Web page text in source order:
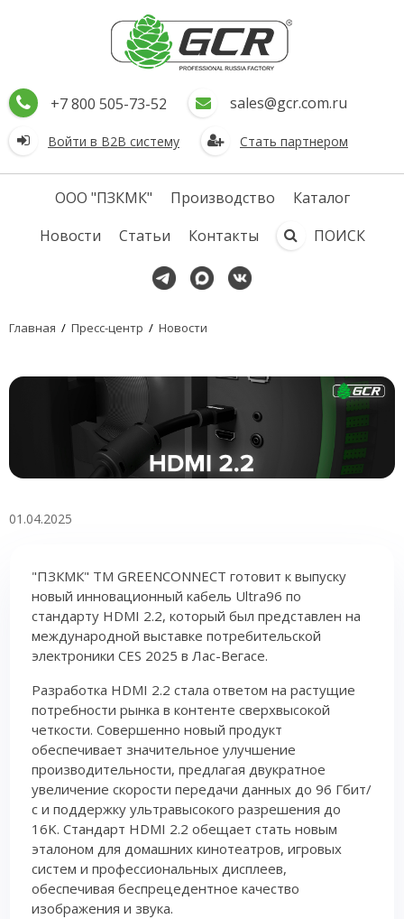
+7 800 505-73-52 sales@gcr.com.ru
Войти в В2В систему Стать партнером
ООО "ПЗКМК" Производство
Каталог
Новости
Статьи Контакты ПОИСК
Главная / Пресс-центр / Новости
01.04.2025
"ПЗКМК" TM GREENCONNECT готовит к выпуску
новый инновационный кабель Ultra96 по
стандарту HDMI 2.2, который был представлен на
международной выставке потребительской
электроники CES 2025 в Лас-Вегасе.
Разработка HDMI 2.2 стала ответом на растущие
потребности рынка в контенте сверхвысокой
четкости. Совершенно новый продукт
обеспечивает значительное улучшение
производительности, предлагая двукратное
увеличение скорости передачи данных до 96 Гбит/
с и поддержку ультравысокого разрешения до
16K. Стандарт HDMI 2.2 обещает стать новым
эталоном для домашних кинотеатров, игровых
систем и профессиональных дисплеев,
обеспечивая беспрецедентное качество
изображения и звука.